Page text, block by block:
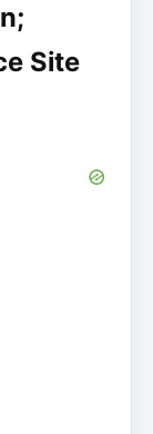
Site